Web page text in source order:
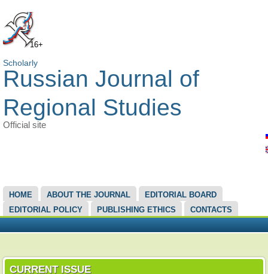
16+
Scholarly
Russian Journal of
Regional Studies
Official site
MAIN MENU
HOME ABOUT THE JOURNAL
EDITORIAL BOARD
EDITORIAL POLICY
PUBLISHING ETHICS CONTACTS
CURRENT ISSUE